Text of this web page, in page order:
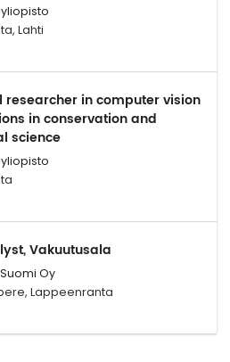
yliopisto
Lahti
researcher in computer vision
in conservation and
science
yliopisto
Vakuutusala
Oy
Lappeenranta